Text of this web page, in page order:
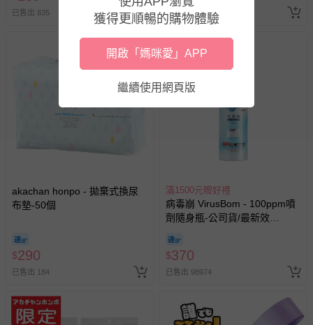
-接觸性孕哺產品（奶嘴、奶瓶、擠乳器、哺乳衣、托腹
帶束縛衣、餐搖椅等）。
-其他原廠盒裝商品封口處已貼上「不可拆封」，或具警
示字句等說明貼紙、封條者。
相關的退換貨辦理流程，可詳見： 退換貨 & 退款問題
其他常見問題：
區，可能會無法配送，或須依據商品需加收離島運費。廠商
亦保留出貨與否的權利。離島、偏遠地區、樓層親送等加價
商品實際的配達日期，可於訂單個人資料內的查詢訂單內，
已出貨通知之訊息為主。
如您收到商品，請依正常流程檢查是否完好，若商品遇瑕疵
情形，您可申請更換新品或退貨，請見：
若您對於會員帳號、商品訂購與資訊、購物流程、付款方
已售出 835 已售出 4231
akachan honpo - 拋棄式換尿
布墊-50個
$290
已售出 184
滿1500元贈好禮
病毒崩 VirusBom - 100ppm噴
劑隨身瓶-公司貨/最新效
$370
已售出 98974
獲得更順暢的購物體驗
開啟「媽咪愛」APP
繼續使用網頁版